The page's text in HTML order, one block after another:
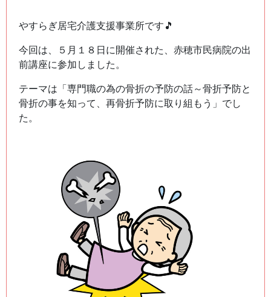
やすらぎ居宅介護支援事業所です🎵
今回は、５月１８日に開催された、赤穂市民病院の出
前講座に参加しました。
テーマは「専門職の為の骨折の予防の話～骨折予防と
骨折の事を知って、再骨折予防に取り組もう」でし
た。